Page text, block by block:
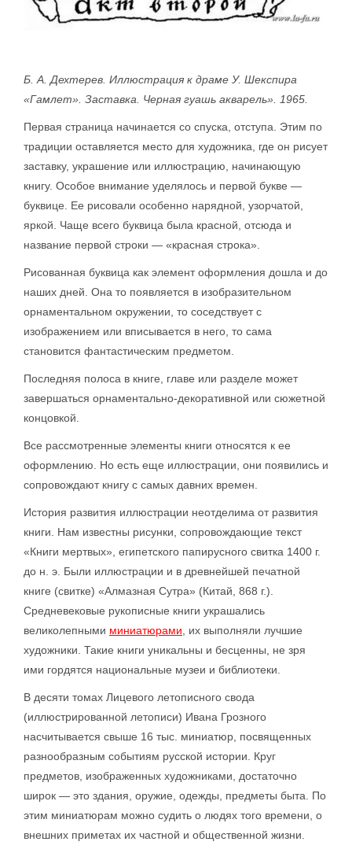
Б. А. Дехтерев. Иллюстрация к драме У. Шекспира
«Гамлет». Заставка. Черная гуашь акварель». 1965.
Первая страница начинается со спуска, отступа. Этим по
традиции оставляется место для художника, где он рисует
заставку, украшение или иллюстрацию, начинающую
книгу. Особое внимание уделялось и первой букве —
буквице. Ее рисовали особенно нарядной, узорчатой,
яркой. Чаще всего буквица была красной, отсюда и
название первой строки — «красная строка».
Рисованная буквица как элемент оформления дошла и до
наших дней. Она то появляется в изобразительном
орнаментальном окружении, то соседствует с
изображением или вписывается в него, то сама
становится фантастическим предметом.
Последняя полоса в книге, главе или разделе может
завершаться орнаментально-декоративной или сюжетной
концовкой.
Все рассмотренные элементы книги относятся к ее
оформлению. Но есть еще иллюстрации, они появились и
сопровождают книгу с самых давних времен.
История развития иллюстрации неотделима от развития
книги. Нам известны рисунки, сопровождающие текст
«Книги мертвых», египетского папирусного свитка 1400 г.
до н. э. Были иллюстрации и в древнейшей печатной
книге (свитке) «Алмазная Сутра» (Китай, 868 г.).
Средневековые рукописные книги украшались
великолепными миниатюрами, их выполняли лучшие
художники. Такие книги уникальны и бесценны, не зря
ими гордятся национальные музеи и библиотеки.
В десяти томах Лицевого летописного свода
(иллюстрированной летописи) Ивана Грозного
насчитывается свыше 16 тыс. миниатюр, посвященных
разнообразным событиям русской истории. Круг
предметов, изображенных художниками, достаточно
широк — это здания, оружие, одежды, предметы быта. По
этим миниатюрам можно судить о людях того времени, о
внешних приметах их частной и общественной жизни.